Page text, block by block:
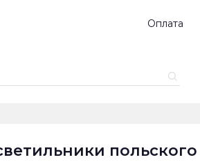
Оплата